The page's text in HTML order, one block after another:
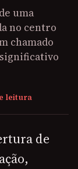
uma
no centro
chamado
leitura
de